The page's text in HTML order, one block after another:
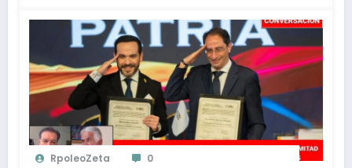
RpoleoZeta 0